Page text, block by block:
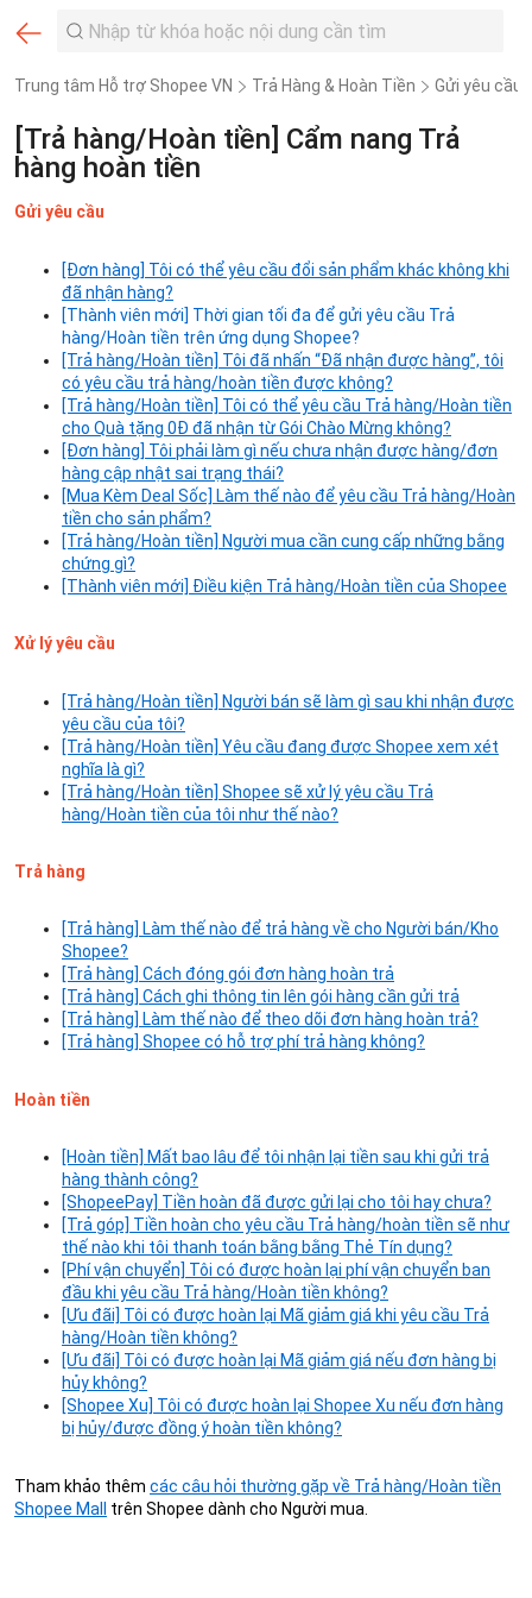
Trung tâm Hỗ trợ Shopee VN Trả Hàng & Hoàn Tiền Gửi yêu cầu
[Trả hàng/Hoàn tiền] Cẩm nang Trả
hàng hoàn tiền
Gửi yêu cầu
[Đơn hàng] Tôi có thể yêu cầu đổi sản phẩm khác không khi
đã nhận hàng?
[Thành viên mới] Thời gian tối đa để gửi yêu cầu Trả
hàng/Hoàn tiền trên ứng dụng Shopee?
[Trả hàng/Hoàn tiền] Tôi đã nhấn “Đã nhận được hàng”, tôi
có yêu cầu trả hàng/hoàn tiền được không?
[Trả hàng/Hoàn tiền] Tôi có thể yêu cầu Trả hàng/Hoàn tiền
cho Quà tặng 0Đ đã nhận từ Gói Chào Mừng không?
[Đơn hàng] Tôi phải làm gì nếu chưa nhận được hàng/đơn
hàng cập nhật sai trạng thái?
[Mua Kèm Deal Sốc] Làm thế nào để yêu cầu Trả hàng/Hoàn
tiền cho sản phẩm?
[Trả hàng/Hoàn tiền] Người mua cần cung cấp những bằng
chứng gì?
[Thành viên mới] Điều kiện Trả hàng/Hoàn tiền của Shopee
Xử lý yêu cầu
[Trả hàng/Hoàn tiền] Người bán sẽ làm gì sau khi nhận được
yêu cầu của tôi?
[Trả hàng/Hoàn tiền] Yêu cầu đang được Shopee xem xét
nghĩa là gì?
[Trả hàng/Hoàn tiền] Shopee sẽ xử lý yêu cầu Trả
hàng/Hoàn tiền của tôi như thế nào?
Trả hàng
[Trả hàng] Làm thế nào để trả hàng về cho Người bán/Kho
Shopee?
[Trả hàng] Cách đóng gói đơn hàng hoàn trả
[Trả hàng] Cách ghi thông tin lên gói hàng cần gửi trả
[Trả hàng] Làm thế nào để theo dõi đơn hàng hoàn trả?
[Trả hàng] Shopee có hỗ trợ phí trả hàng không?
Hoàn tiền
[Hoàn tiền] Mất bao lâu để tôi nhận lại tiền sau khi gửi trả
hàng thành công?
[ShopeePay] Tiền hoàn đã được gửi lại cho tôi hay chưa?
[Trả góp] Tiền hoàn cho yêu cầu Trả hàng/hoàn tiền sẽ như
thế nào khi tôi thanh toán bằng bằng Thẻ Tín dụng?
[Phí vận chuyển] Tôi có được hoàn lại phí vận chuyển ban
đầu khi yêu cầu Trả hàng/Hoàn tiền không?
[Ưu đãi] Tôi có được hoàn lại Mã giảm giá khi yêu cầu Trả
hàng/Hoàn tiền không?
[Ưu đãi] Tôi có được hoàn lại Mã giảm giá nếu đơn hàng bị
hủy không?
[Shopee Xu] Tôi có được hoàn lại Shopee Xu nếu đơn hàng
bị hủy/được đồng ý hoàn tiền không?
Tham khảo thêm các câu hỏi thường gặp về Trả hàng/Hoàn tiền
Shopee Mall
trên Shopee dành cho Người mua.